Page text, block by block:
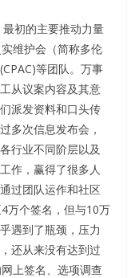
初的主要推动力量
维护会（简称多伦
等团队。万事
从议案内容及其意
派发资料和口头传
多次信息发布会，
行业不同阶层以及
作，赢得了很多人
过团队运作和社区
万个签名，但与10万
遇到了瓶颈，压力
还从来没有达到过
上签名、选项调查